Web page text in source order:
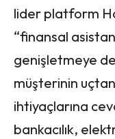
lider platform
“finansal
genişletmeye
müşterinin
ihtiyaçlarına
bankacılık,